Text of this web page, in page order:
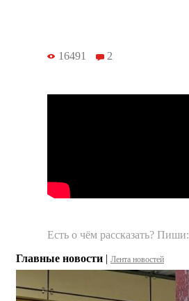
16491 2
Есть о чём рассказать? Пиши:
Главные новости | Лента новостей